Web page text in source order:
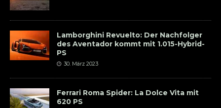
Lamborghini Revuelto: Der Nachfolger
des Aventador kommt mit 1.015-Hybrid-
PS
30. März 2023
Ferrari Roma Spider: La Dolce Vita mit
620 PS